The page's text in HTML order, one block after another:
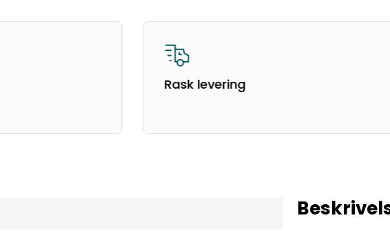
Rask levering